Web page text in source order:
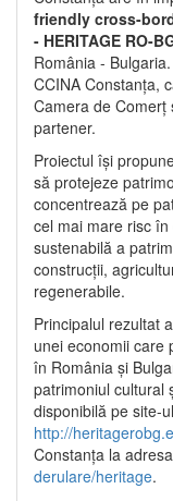
friendly cross-
- HERITAGE RO-
România -
CCINA Constanța,
Camera de Comerț
partener.
Proiectul își
să protejeze
concentrează pe
cel mai mare risc
sustenabilă a
construcții,
regenerabile.
Principalul rezultat
unei economii care
în România și
patrimoniul cultural
disponibilă pe site-
http://
Constanța la adresa
derulare/heritage.